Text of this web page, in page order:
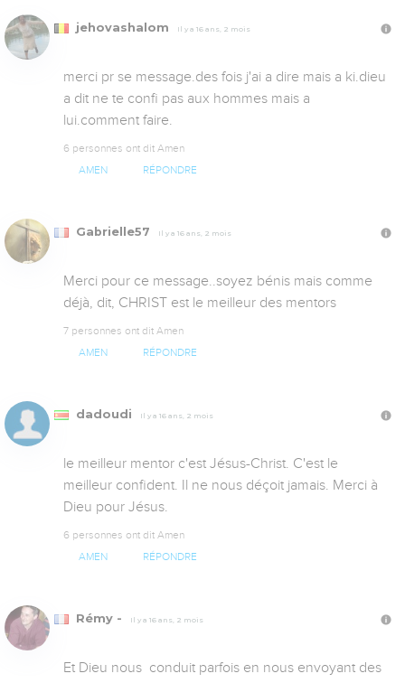
jehovashalom Il y a 16 ans, 2 mois
merci pr se message.des fois j'ai a dire mais a ki.dieu
a dit ne te confi pas aux hommes mais a
lui.comment faire.
6 personnes ont dit Amen
AMEN RÉPONDRE
Gabrielle57 Il y a 16 ans, 2 mois
Merci pour ce message..soyez bénis mais comme
déjà, dit, CHRIST est le meilleur des mentors
7 personnes ont dit Amen
AMEN RÉPONDRE
dadoudi Il y a 16 ans, 2 mois
le meilleur mentor c'est Jésus-Christ. C'est le
meilleur confident. Il ne nous déçoit jamais. Merci à
Dieu pour Jésus.
6 personnes ont dit Amen
AMEN RÉPONDRE
Rémy - Il y a 16 ans, 2 mois
Et Dieu nous  conduit parfois en nous envoyant des